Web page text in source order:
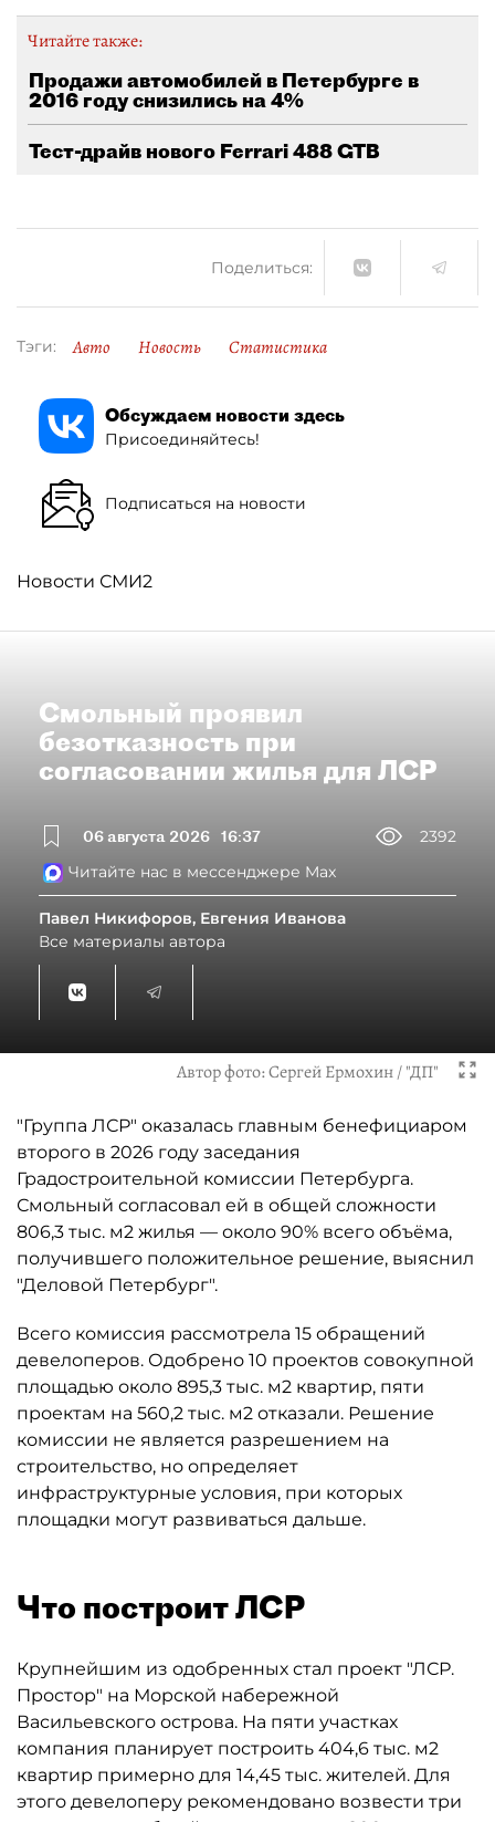
Читайте также:
Продажи автомобилей в Петербурге в
2016 году снизились на 4%
Тест-драйв нового Ferrari 488 GTB
Поделиться:
Тэги: Авто Новость Статистика
Обсуждаем новости здесь
Присоединяйтесь!
Подписаться на новости
Новости СМИ2
Смольный проявил
безотказность при
согласовании жилья для ЛСР
06 августа 2026 16:37
2392
Читайте нас в мессенджере Max
Павел Никифоров, Евгения Иванова
Все материалы автора
Автор фото:Сергей Ермохин / "ДП"
"Группа ЛСР" оказалась главным бенефициаром
второго в 2026 году заседания
Градостроительной комиссии Петербурга.
Смольный согласовал ей в общей сложности
806,3 тыс. м2 жилья — около 90% всего объёма,
получившего положительное решение, выяснил
"Деловой Петербург".
Всего комиссия рассмотрела 15 обращений
девелоперов. Одобрено 10 проектов совокупной
площадью около 895,3 тыс. м2 квартир, пяти
проектам на 560,2 тыс. м2 отказали. Решение
комиссии не является разрешением на
строительство, но определяет
инфраструктурные условия, при которых
площадки могут развиваться дальше.
Что построит ЛСР
Крупнейшим из одобренных стал проект "ЛСР.
Простор" на Морской набережной
Васильевского острова. На пяти участках
компания планирует построить 404,6 тыс. м2
квартир примерно для 14,45 тыс. жителей. Для
этого девелоперу рекомендовано возвести три